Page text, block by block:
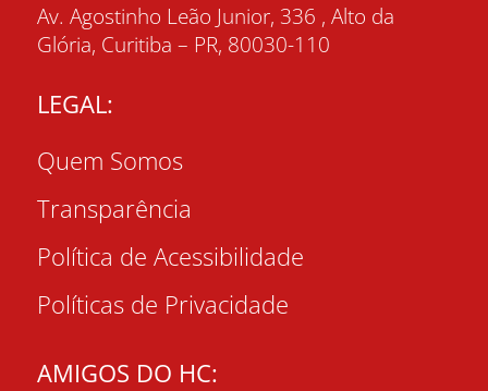
Av. Agostinho Leão Junior, 336 , Alto da
Glória, Curitiba – PR, 80030-110
LEGAL:
Quem Somos
Transparência
Política de Acessibilidade
Políticas de Privacidade
AMIGOS DO HC: